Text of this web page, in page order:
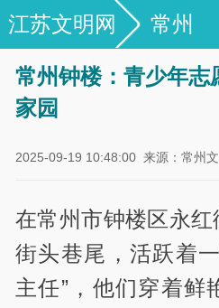
江苏文明网 常州
常州钟楼：青少年志
家园
2025-09-19 10:48:00 来源：常州
在常州市钟楼区永
街头巷尾，活跃着
主任”，他们穿着鲜